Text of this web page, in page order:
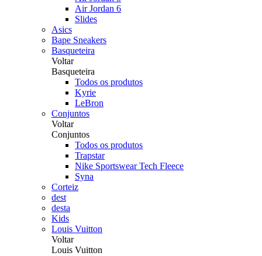
Air Jordan 6
Slides
Asics
Bape Sneakers
Basqueteira
Voltar
Basqueteira
Todos os produtos
Kyrie
LeBron
Conjuntos
Voltar
Conjuntos
Todos os produtos
Trapstar
Nike Sportswear Tech Fleece
Syna
Corteiz
dest
desta
Kids
Louis Vuitton
Voltar
Louis Vuitton